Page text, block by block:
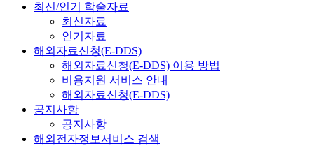
최신/인기 학술자료
최신자료
인기자료
해외자료신청(E-DDS)
해외자료신청(E-DDS) 이용 방법
비용지원 서비스 안내
해외자료신청(E-DDS)
공지사항
공지사항
해외전자정보서비스 검색